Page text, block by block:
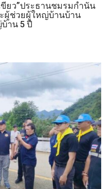
ขียว”ประธานชมรมกำนัน
ผู้ช่วยผู้ใหญ่บ้านบ้าน
าน 5 ปี